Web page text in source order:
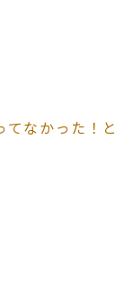
なかった！と